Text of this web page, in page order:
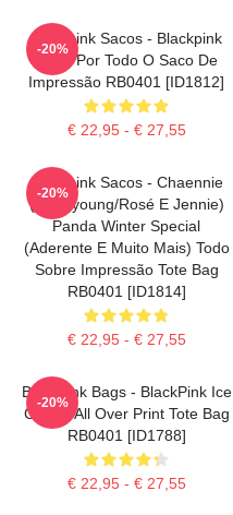
Blackpink Sacos - Blackpink
Cubo Por Todo O Saco De
Impressão RB0401 [ID1812]
€ 22,95 - € 27,55
-20%
Blackpink Sacos - Chaennie
(Chaeyoung/Rosé E Jennie)
Panda Winter Special
(aderente E Muito Mais) Todo
Sobre Impressão Tote Bag
RB0401 [ID1814]
€ 22,95 - € 27,55
-20%
Blackpink Bags - BlackPink Ice
Cream All Over Print Tote Bag
RB0401 [ID1788]
€ 22,95 - € 27,55
-20%